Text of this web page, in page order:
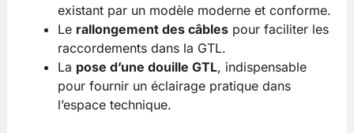
existant par un modèle moderne et conforme.
Le rallongement des câblespour faciliter les
raccordements dans la GTL.
La pose d’une douille GTL, indispensable
pour fournir un éclairage pratique dans
l’espace technique.